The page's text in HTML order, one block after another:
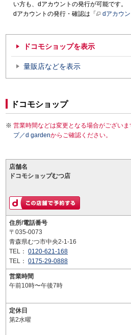
い方も、dアカウントの発行が可能です。
dアカウントの発行・確認は「
dアカウ
ドコモショップを表示
量販店などを表示
ドコモショップ
営業時間などは変更となる場合がござい
プ／d gardenからご確認ください。
店舗名
ドコモショップむつ店
住所/電話番号
〒035-0073
青森県むつ市中央2-1-16
TEL： 0120-621-168
TEL： 0175-29-0888
営業時間
午前10時〜午後7時
定休日
第2水曜